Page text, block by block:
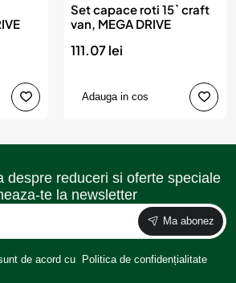
Set capace roti 15` craft
van, MEGA DRIVE
111.07 lei
Adauga in cos
despre reduceri si oferte speciale
te la newsletter
Ma abonez
de acord cu Politica de confidențialitate